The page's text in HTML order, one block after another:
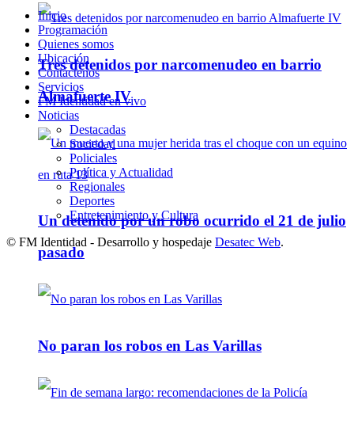
Tres detenidos por narcomenudeo en barrio
Almafuerte IV
Un detenido por un robo ocurrido el 21 de julio
pasado
No paran los robos en Las Varillas
Inicio
Programación
Quienes somos
Ubicación
Contáctenos
Servicios
FM Identidad en vivo
Noticias
Destacadas
Sociedad
Policiales
Política y Actualidad
Regionales
Deportes
Entretenimiento y Cultura
© FM Identidad - Desarrollo y hospedaje Desatec Web.